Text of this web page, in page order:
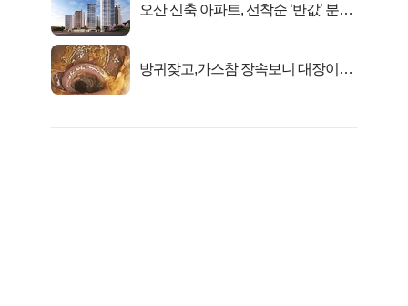
오산 신축 아파트, 선착순 ‘반값’ 분양
방귀잦고,가스참 장속보니 대장이아